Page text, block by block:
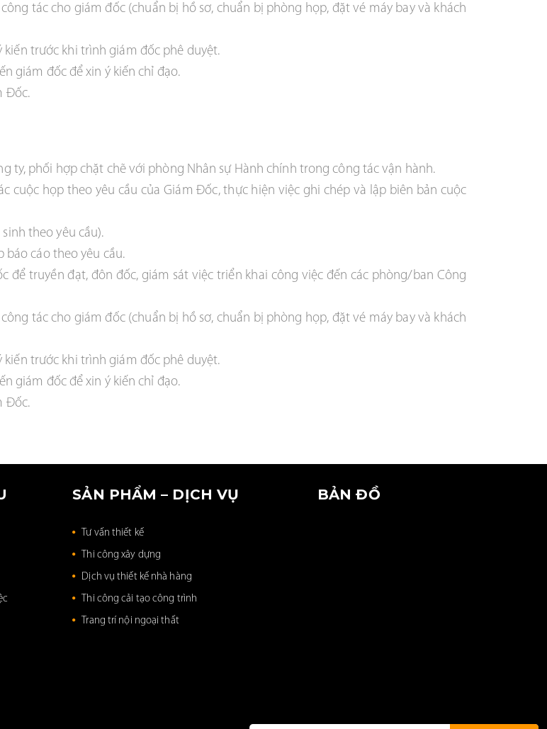
tác cho giám đốc (chuẩn bị hồ sơ, chuẩn bị phòng họp, đặt vé máy bay và khách
kiến trước khi trình giám đốc phê duyệt.
giám đốc để xin ý kiến chỉ đạo.
Đốc.
ty, phối hợp chặt chẽ với phòng Nhân sự Hành chính trong công tác vận hành.
cuộc họp theo yêu cầu của Giám Đốc, thực hiện việc ghi chép và lập biên bản cuộc
theo yêu cầu).
báo cáo theo yêu cầu.
để truyền đạt, đôn đốc, giám sát việc triển khai công việc đến các phòng/ban Công
tác cho giám đốc (chuẩn bị hồ sơ, chuẩn bị phòng họp, đặt vé máy bay và khách
kiến trước khi trình giám đốc phê duyệt.
giám đốc để xin ý kiến chỉ đạo.
Đốc.
SẢN PHẨM – DỊCH VỤ
Tư vấn thiết kế
Thi công xây dựng
Dịch vụ thiết kế nhà hàng
Thi công cải tạo công trình
Trang trí nội ngoại thất
BẢN ĐỒ